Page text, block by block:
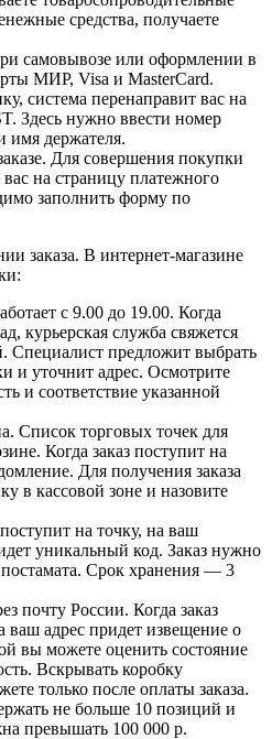
средства, получаете
самовывозе или оформлении в
МИР, Visa и MasterCard.
система перенаправит вас на
Здесь нужно ввести номер
имя держателя.
Для совершения покупки
на страницу платежного
заполнить форму по
заказа. В интернет-магазине
с 9.00 до 19.00. Когда
курьерская служба свяжется
Специалист предложит выбрать
и уточнит адрес. Осмотрите
и соответствие указанной
Список торговых точек для
Когда заказ поступит на
Для получения заказа
в кассовой зоне и назовите
на точку, на ваш
уникальный код. Заказ нужно
Срок хранения — 3
почту России. Когда заказ
ваш адрес придет извещение о
вы можете оценить состояние
Вскрывать коробку
только после оплаты заказа.
не больше 10 позиций и
превышать 100 000 р.